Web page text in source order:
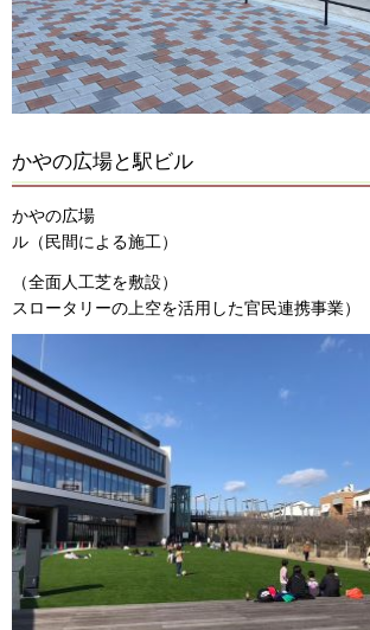
かやの広場と駅ビル
かやの広場
ル（民間による施工）
（全面人工芝を敷
スロータリーの上空を活用した官民連携事業）